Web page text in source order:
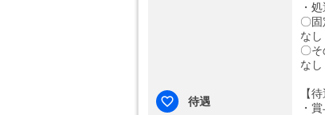
待遇
・
〇
なし
〇
なし
【
・